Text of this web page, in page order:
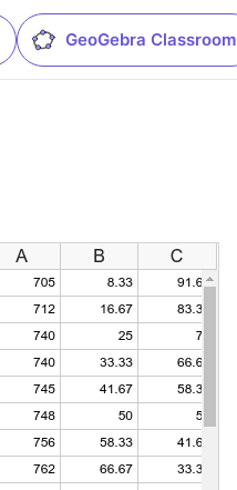
GeoGebra Classroom